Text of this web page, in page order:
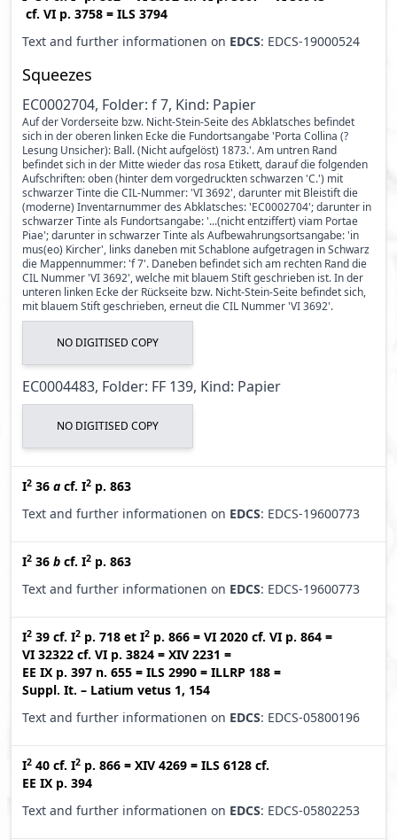
cf. VI p. 3758 = ILS 3794
Text and further informationen on EDCS: EDCS-19000524
Squeezes
EC0002704, Folder: f 7, Kind: Papier
Auf der Vorderseite bzw. Nicht-Stein-Seite des Abklatsches befindet
sich in der oberen linken Ecke die Fundortsangabe 'Porta Collina (?
Lesung Unsicher): Ball. (Nicht aufgelöst) 1873.'. Am untren Rand
befindet sich in der Mitte wieder das rosa Etikett, darauf die folgenden
Aufschriften: oben (hinter dem vorgedruckten schwarzen 'C.') mit
schwarzer Tinte die CIL-Nummer: 'VI 3692', darunter mit Bleistift die
(moderne) Inventarnummer des Abklatsches: 'EC0002704'; darunter in
schwarzer Tinte als Fundortsangabe: '...(nicht entziffert) viam Portae
Piae'; darunter in schwarzer Tinte als Aufbewahrungsortsangabe: 'in
mus(eo) Kircher', links daneben mit Schablone aufgetragen in Schwarz
die Mappennummer: 'f 7'. Daneben befindet sich am rechten Rand die
CIL Nummer 'VI 3692', welche mit blauem Stift geschrieben ist. In der
unteren linken Ecke der Rückseite bzw. Nicht-Stein-Seite befindet sich,
mit blauem Stift geschrieben, erneut die CIL Nummer 'VI 3692'.
NO DIGITISED COPY
EC0004483, Folder: FF 139, Kind: Papier
NO DIGITISED COPY
I2 36 a cf. I2 p. 863
Text and further informationen on EDCS: EDCS-19600773
I2 36 b cf. I2 p. 863
Text and further informationen on EDCS: EDCS-19600773
I2 39 cf. I2 p. 718 et I2 p. 866 = VI 2020 cf. VI p. 864 =
VI 32322 cf. VI p. 3824 = XIV 2231 =
EE IX p. 397 n. 655 = ILS 2990 = ILLRP 188 =
Suppl. It. – Latium vetus 1, 154
Text and further informationen on EDCS: EDCS-05800196
I2 40 cf. I2 p. 866 = XIV 4269 = ILS 6128 cf.
EE IX p. 394
Text and further informationen on EDCS: EDCS-05802253